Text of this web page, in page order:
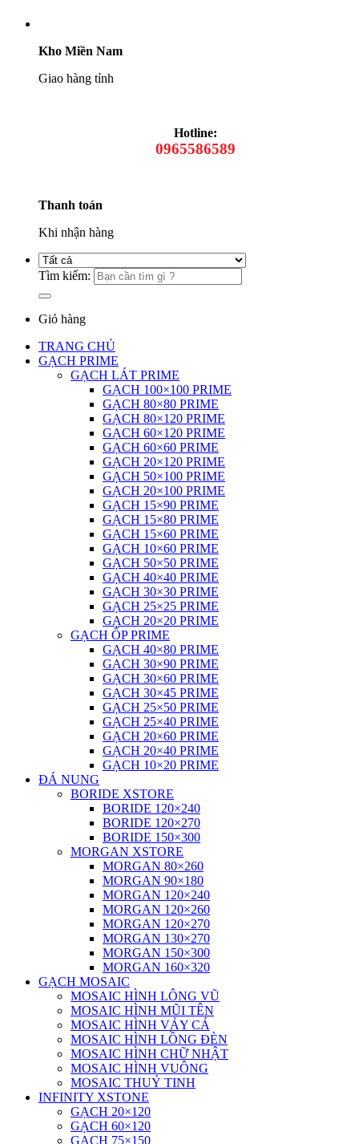
Kho Miền Nam
Giao hàng tỉnh
Hotline:
0965586589
Thanh toán
Khi nhận hàng
Tìm kiếm:
Giỏ hàng
TRANG CHỦ
GẠCH PRIME
GẠCH LÁT PRIME
GẠCH 100×100 PRIME
GẠCH 80×80 PRIME
GẠCH 80×120 PRIME
GẠCH 60×120 PRIME
GẠCH 60×60 PRIME
GẠCH 20×120 PRIME
GẠCH 50×100 PRIME
GẠCH 20×100 PRIME
GẠCH 15×90 PRIME
GẠCH 15×80 PRIME
GẠCH 15×60 PRIME
GẠCH 10×60 PRIME
GẠCH 50×50 PRIME
GẠCH 40×40 PRIME
GẠCH 30×30 PRIME
GẠCH 25×25 PRIME
GẠCH 20×20 PRIME
GẠCH ỐP PRIME
GẠCH 40×80 PRIME
GẠCH 30×90 PRIME
GẠCH 30×60 PRIME
GẠCH 30×45 PRIME
GẠCH 25×50 PRIME
GẠCH 25×40 PRIME
GẠCH 20×60 PRIME
GẠCH 20×40 PRIME
GẠCH 10×20 PRIME
ĐÁ NUNG
BORIDE XSTORE
BORIDE 120×240
BORIDE 120×270
BORIDE 150×300
MORGAN XSTORE
MORGAN 80×260
MORGAN 90×180
MORGAN 120×240
MORGAN 120×260
MORGAN 120×270
MORGAN 130×270
MORGAN 150×300
MORGAN 160×320
GẠCH MOSAIC
MOSAIC HÌNH LÔNG VŨ
MOSAIC HÌNH MŨI TÊN
MOSAIC HÌNH VẢY CÁ
MOSAIC HÌNH LỒNG ĐÈN
MOSAIC HÌNH CHỮ NHẬT
MOSAIC HÌNH VUÔNG
MOSAIC THUỶ TINH
INFINITY XSTONE
GẠCH 20×120
GẠCH 60×120
GẠCH 75×150